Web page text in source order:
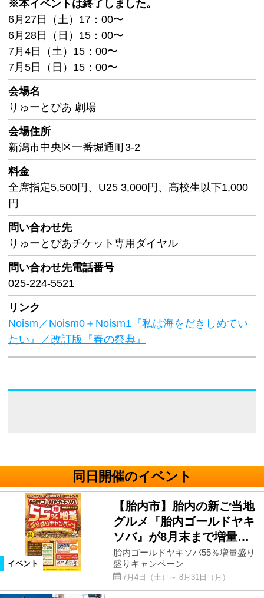
※本イベントは終了しました。
6月27日（土）17：00〜
6月28日（日）15：00〜
7月4日（土）15：00〜
7月5日（日）15：00〜
会場名
りゅーとぴあ 劇場
会場住所
新潟市中央区一番堀通町3-2
料金
全席指定5,500円、U25 3,000円、高校生以下1,000
円
問い合わせ先
りゅーとぴあチケット専用ダイヤル
問い合わせ先電話番号
025-224-5521
リンク
Noism／Noism0＋Noism1『私は海をだきしめてい
たい』／改訂版『春の祭典』
同日開催のイベント
イベント
【胎内市】胎内の新ご当地
グルメ『胎内ゴールドヤキ
ソバ』が8月末まで増量…
胎内ゴールドヤキソバ55％増量盛り
盛りキャンペーン
7月4日（土）～ 8月31日（月）